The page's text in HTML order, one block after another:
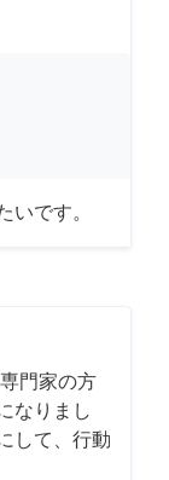
いです。
門家の方
なりまし
して、行動